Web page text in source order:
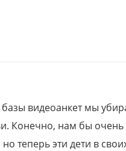
видеоанкет мы
Конечно, нам бы очень
теперь эти дети в